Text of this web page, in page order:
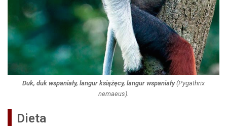
Duk, duk wspaniały, langur książęcy, langur wspaniały(Pygathrix
nemaeus).
Dieta